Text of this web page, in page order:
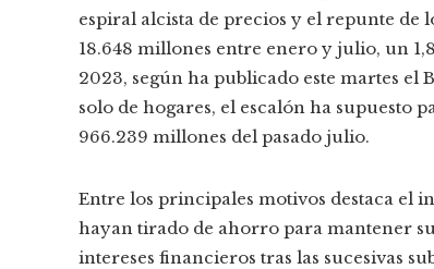
espiral alcista de precios y el repunte de
18.648 millones entre enero y julio, un
2023, según ha publicado este martes el
solo de hogares, el escalón ha supuesto
966.239 millones del pasado julio.
Entre los principales motivos destaca el
hayan tirado de ahorro para mantener
intereses financieros tras las sucesivas